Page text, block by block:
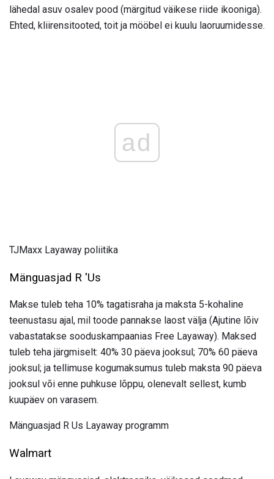
lähedal asuv osalev pood (märgitud väikese riide ikooniga).
Ehted, kliirensitooted, toit ja mööbel ei kuulu laoruumidesse.
ad
TJMaxx Layaway poliitika
Mänguasjad R 'Us
Makse tuleb teha 10% tagatisraha ja maksta 5-kohaline
teenustasu ajal, mil toode pannakse laost välja (Ajutine lõiv
vabastatakse sooduskampaanias Free Layaway). Maksed
tuleb teha järgmiselt: 40% 30 päeva jooksul; 70% 60 päeva
jooksul; ja tellimuse kogumaksumus tuleb maksta 90 päeva
jooksul või enne puhkuse lõppu, olenevalt sellest, kumb
kuupäev on varasem.
Mänguasjad R Us Layaway programm
Walmart